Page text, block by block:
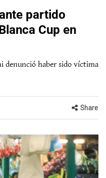
partido
Cup en
denunció haber sido víctima
Share